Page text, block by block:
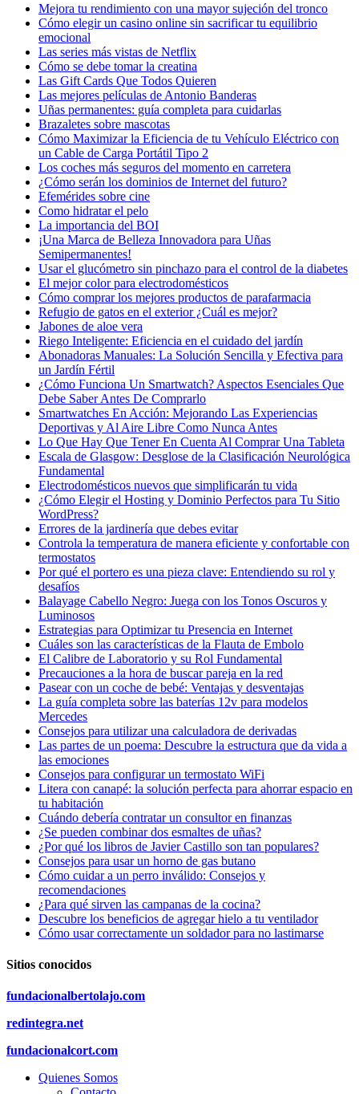
Mejora tu rendimiento con una mayor sujeción del tronco
Cómo elegir un casino online sin sacrificar tu equilibrio
emocional
Las series más vistas de Netflix
Cómo se debe tomar la creatina
Las Gift Cards Que Todos Quieren
Las mejores películas de Antonio Banderas
Uñas permanentes: guía completa para cuidarlas
Brazaletes sobre mascotas
Cómo Maximizar la Eficiencia de tu Vehículo Eléctrico con
un Cable de Carga Portátil Tipo 2
Los coches más seguros del momento en carretera
¿Cómo serán los dominios de Internet del futuro?
Efemérides sobre cine
Сomo hidratar el pelo
La importancia del BOI
¡Una Marca de Belleza Innovadora para Uñas
Semipermanentes!
Usar el glucómetro sin pinchazo para el control de la diabetes
El mejor color para electrodomésticos
Cómo comprar los mejores productos de parafarmacia
Refugio de gatos en el exterior ¿Cuál es mejor?
Jabones de aloe vera
Riego Inteligente: Eficiencia en el cuidado del jardín
Abonadoras Manuales: La Solución Sencilla y Efectiva para
un Jardín Fértil
¿Cómo Funciona Un Smartwatch? Aspectos Esenciales Que
Debe Saber Antes De Comprarlo
Smartwatches En Acción: Mejorando Las Experiencias
Deportivas y Al Aire Libre Como Nunca Antes
Lo Que Hay Que Tener En Cuenta Al Comprar Una Tableta
Escala de Glasgow: Desglose de la Clasificación Neurológica
Fundamental
Electrodomésticos nuevos que simplificarán tu vida
¿Cómo Elegir el Hosting y Dominio Perfectos para Tu Sitio
WordPress?
Errores de la jardinería que debes evitar
Controla la temperatura de manera eficiente y confortable con
termostatos
Por qué el portero es una pieza clave: Entendiendo su rol y
desafíos
Balayage Cabello Negro: Juega con los Tonos Oscuros y
Luminosos
Estrategias para Optimizar tu Presencia en Internet
Cuáles son las características de la Flauta de Embolo
El Calibre de Laboratorio y su Rol Fundamental
Precauciones a la hora de buscar pareja en la red
Pasear con un coche de bebé: Ventajas y desventajas
La guía completa sobre las baterías 12v para modelos
Mercedes
Consejos para utilizar una calculadora de derivadas
Las partes de un poema: Descubre la estructura que da vida a
las emociones
Consejos para configurar un termostato WiFi
Litera con canapé: la solución perfecta para ahorrar espacio en
tu habitación
Cuándo debería contratar un consultor en finanzas
¿Se pueden combinar dos esmaltes de uñas?
¿Por qué los libros de Javier Castillo son tan populares?
Consejos para usar un horno de gas butano
Cómo cuidar a un perro inválido: Consejos y
recomendaciones
¿Para qué sirven las campanas de la cocina?
Descubre los beneficios de agregar hielo a tu ventilador
Cómo usar correctamente un soldador para no lastimarse
Sitios conocidos
fundacionalbertolajo.com
redintegra.net
fundacionalcort.com
Quienes Somos